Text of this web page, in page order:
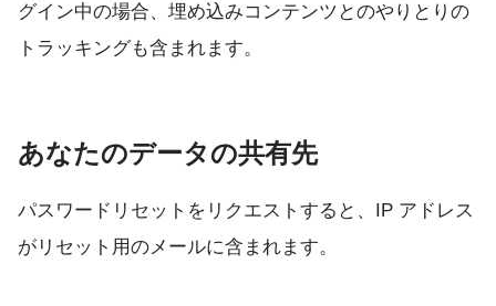
グイン中の場合、埋め込みコンテンツとのやりとりの
トラッキングも含まれます。
あなたのデータの共有先
パスワードリセットをリクエストすると、IP アドレス
がリセット用のメールに含まれます。